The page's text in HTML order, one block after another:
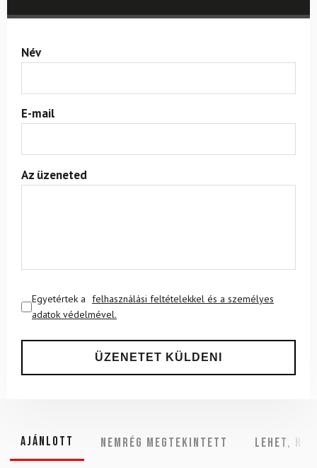
Név
E-mail
Az üzeneted
Egyetértek a felhasználási feltételekkel és a személyes
adatok védelmével.
Ajánlott NEMRÉG MEGTEKINTETT Lehet,